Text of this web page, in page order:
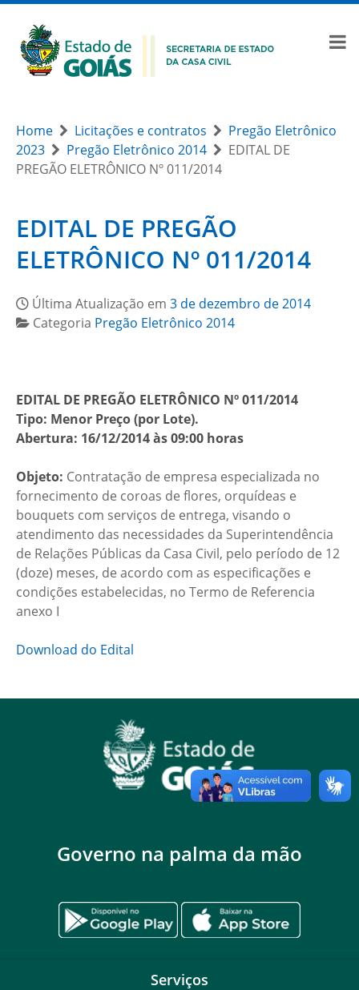
Home Licitações e contratos
Pregão Eletrônico
2023
Pregão Eletrônico 2014
EDITAL DE
PREGÃO ELETRÔNICO Nº 011/2014
EDITAL DE PREGÃO
ELETRÔNICO Nº 011/2014
Última Atualização em 3 de dezembro de 2014
Categoria Pregão Eletrônico 2014
EDITAL DE PREGÃO ELETRÔNICO Nº 011/2014
Tipo: Menor Preço (por Lote).
Abertura: 16/12/2014 às 09:00 horas
Objeto: Contratação de empresa especializada no
fornecimento de coroas de flores, orquídeas e
bouquets com serviços de entrega, visando o
atendimento das necessidades da Superintendência
de Relações Públicas da Casa Civil, pelo período de 12
(doze) meses, de acordo com as especificações e
condições estabelecidas, no Termo de Referencia
anexo I
Download do Edital
Governo na palma da mão
Serviços